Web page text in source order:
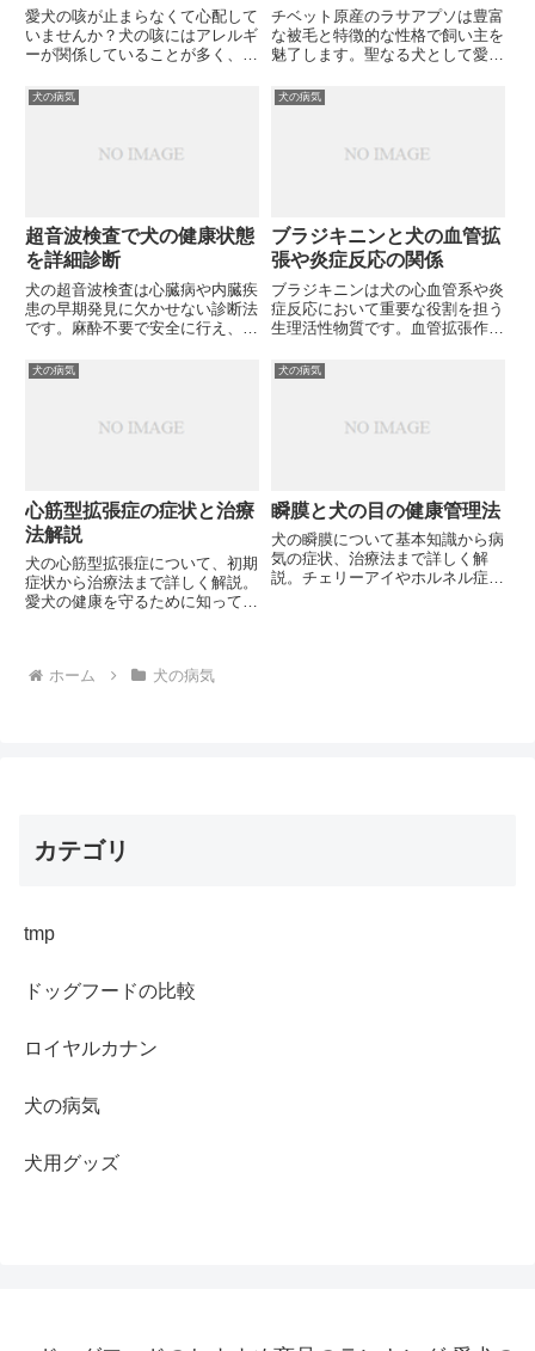
愛犬の咳が止まらなくて心配して
いませんか？犬の咳にはアレルギ
ーが関係していることが多く、適
チベット原産のラサアプソは豊富
な被毛と特徴的な性格で飼い主を
魅了します。聖なる犬として愛さ
のコツを詳しく解説。あなたはラ
サアプソとの生活を成功させるポ
犬の病気
超音波検査で犬の健康状態
を詳細診断
犬の超音波検査は心臓病や内臓疾
患の早期発見に欠かせない診断法
です。麻酔不要で安全に行え、心
に観察できます。検査の流れや費
情報をお伝えします。大切なペッ
犬の病気
ブラジキニンと犬の血管拡
張や炎症反応の関係
ブラジキニンは犬の心血管系や炎
症反応において重要な役割を担う
生理活性物質です。血管拡張作用
にどのような影響を与えるのでし
犬の病気
心筋型拡張症の症状と治療
法解説
犬の心筋型拡張症について、初期
症状から治療法まで詳しく解説。
愛犬の健康を守るために知ってお
犬の病気
瞬膜と犬の目の健康管理法
犬の瞬膜について基本知識から病
気の症状、治療法まで詳しく解
説。チェリーアイやホルネル症候
ホーム
犬の病気
カテゴリ
tmp
ドッグフードの比較
ロイヤルカナン
犬の病気
犬用グッズ